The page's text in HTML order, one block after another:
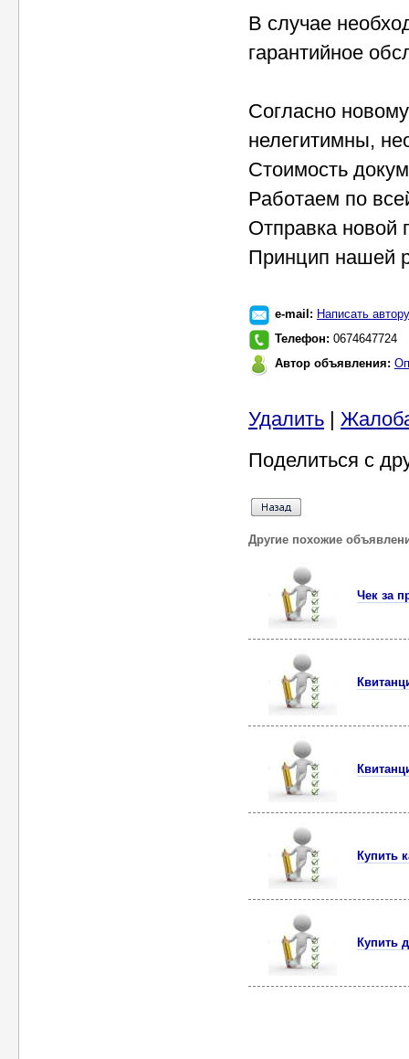
В случае
гарантийное
Согласно
нелегитимны,
Стоимость
Работаем по
Отправка новой
Принцип нашей
e-mail: Написать автору
Телефон: 0674647724
Автор объявления:
Удалить |
Поделиться с
Другие похожие
Чек за
Купить
Купить